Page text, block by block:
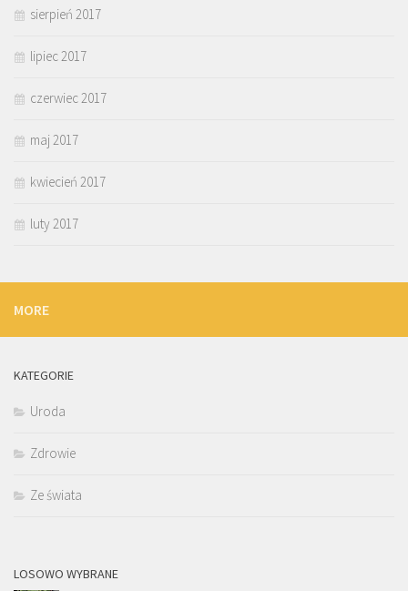
sierpień 2017
lipiec 2017
czerwiec 2017
maj 2017
kwiecień 2017
luty 2017
MORE
KATEGORIE
Uroda
Zdrowie
Ze świata
LOSOWO WYBRANE